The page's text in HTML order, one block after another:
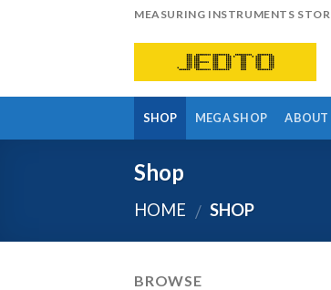
MEASURING INSTRUMENTS
SHOP MEGA SHOP ABOUT
Shop
HOME / SHOP
BROWSE